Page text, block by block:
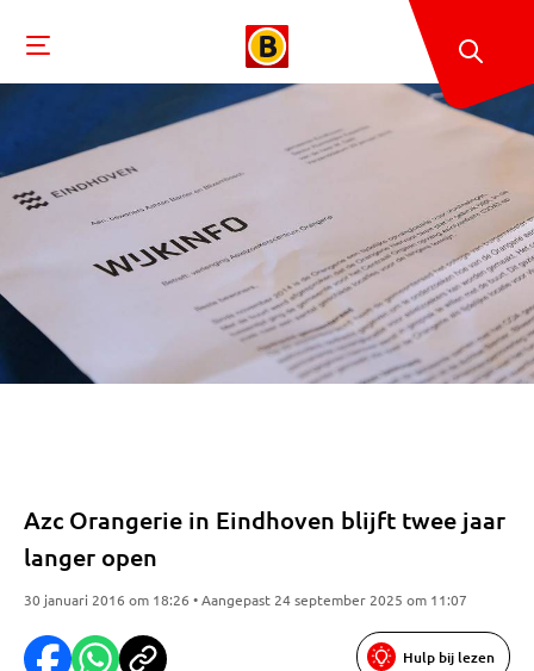
Azc Orangerie in Eindhoven blijft twee jaar
langer open
30 januari 2016 om 18:26 • Aangepast 24 september 2025 om 11:07
Hulp bij lezen